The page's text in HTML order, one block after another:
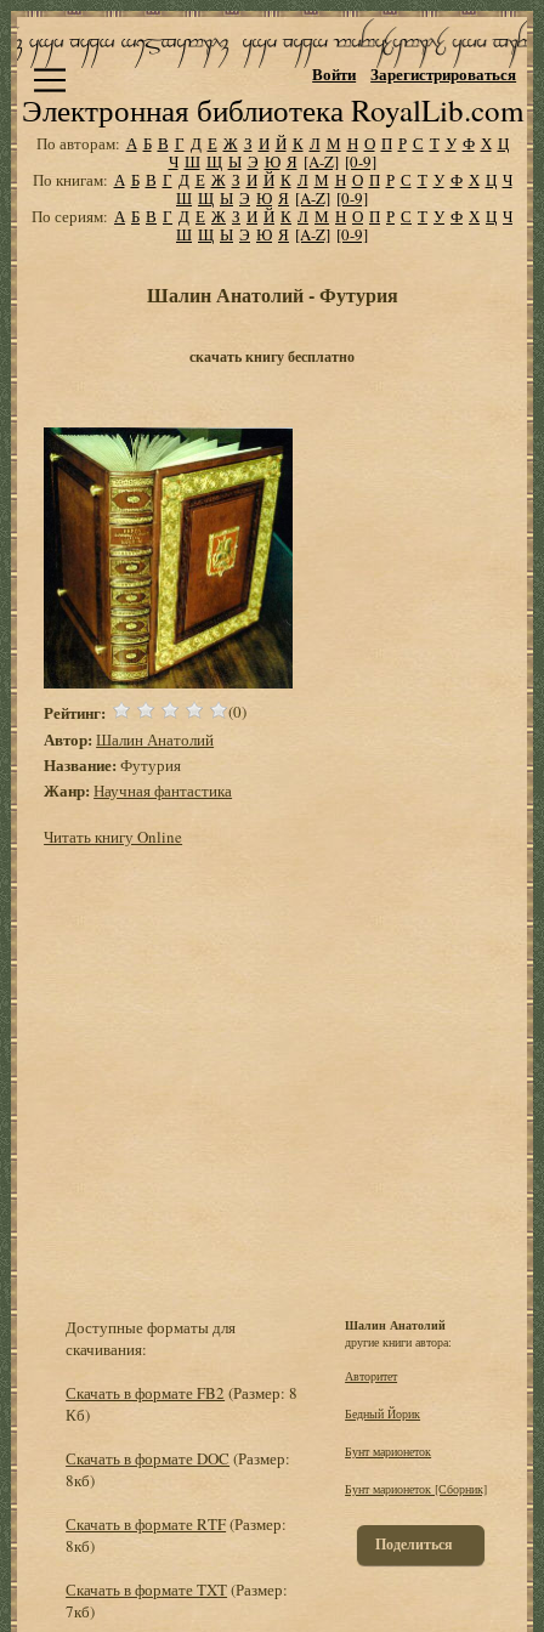
Электронная библиотека RoyalLib.com
Войти Зарегистрироваться
По авторам: А Б В Г Д Е Ж З И Й К Л М Н О П Р С Т У Ф Х Ц
Ч Ш Щ Ы Э Ю Я [A-Z] [0-9]
По книгам: А Б В Г Д Е Ж З И Й К Л М Н О П Р С Т У Ф Х Ц Ч
Ш Щ Ы Э Ю Я [A-Z] [0-9]
По сериям: А Б В Г Д Е Ж З И Й К Л М Н О П Р С Т У Ф Х Ц Ч
Ш Щ Ы Э Ю Я [A-Z] [0-9]
Шалин Анатолий - Футурия
скачать книгу бесплатно
Рейтинг: (0)
Автор: Шалин Анатолий
Название: Футурия
Жанр: Научная фантастика
Читать книгу Online
Доступные форматы для
скачивания:
Скачать в формате FB2 (Размер: 8
Кб)
Скачать в формате DOC (Размер:
8кб)
Скачать в формате RTF(Размер:
8кб)
Скачать в формате TXT(Размер:
7кб)
Шалин Анатолий
другие книги автора:
Автоpитет
Бедный Йорик
Бунт марионеток
Бунт марионеток [Сборник]
Поделиться